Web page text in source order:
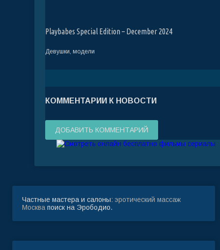
Playbabes Special Edition – December 2024
Девушки, модели
КОММЕНТАРИИ К НОВОСТИ
ДОБАВИТЬ КОММЕНТАРИЙ
Частные мастера и салоны: эротический массаж
Москва поиск на Эрободио.